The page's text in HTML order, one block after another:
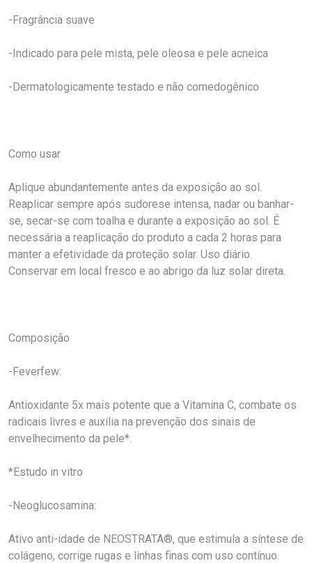
-Fragrância suave
-Indicado para pele mista, pele oleosa e pele acneica
-Dermatologicamente testado e não comedogênico
Como usar
Aplique abundantemente antes da exposição ao sol.
Reaplicar sempre após sudorese intensa, nadar ou banhar-
se, secar-se com toalha e durante a exposição ao sol. É
necessária a reaplicação do produto a cada 2 horas para
manter a efetividade da proteção solar. Uso diário.
Conservar em local fresco e ao abrigo da luz solar direta.
Composição
-Feverfew:
Antioxidante 5x mais potente que a Vitamina C, combate os
radicais livres e auxilia na prevenção dos sinais de
envelhecimento da pele*.
*Estudo in vitro
-Neoglucosamina:
Ativo anti-idade de NEOSTRATA®, que estimula a síntese de
colágeno, corrige rugas e linhas finas com uso contínuo.